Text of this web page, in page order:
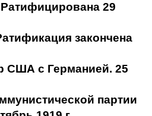
29
закончена
США с Германией. 25
партии